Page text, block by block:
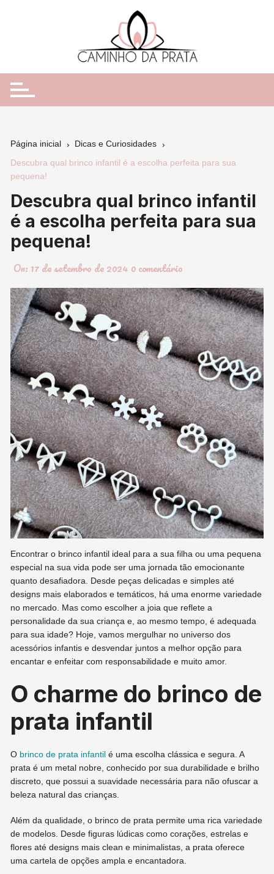
Página inicial
Dicas e Curiosidades
Descubra qual brinco infantil é a escolha perfeita para sua
pequena!
Descubra qual brinco infantil
é a escolha perfeita para sua
pequena!
On: 17 de setembro de 2024 0 comentário
Encontrar o brinco infantil ideal para a sua filha ou uma pequena
especial na sua vida pode ser uma jornada tão emocionante
quanto desafiadora. Desde peças delicadas e simples até
designs mais elaborados e temáticos, há uma enorme variedade
no mercado. Mas como escolher a joia que reflete a
personalidade da sua criança e, ao mesmo tempo, é adequada
para sua idade? Hoje, vamos mergulhar no universo dos
acessórios infantis e desvendar juntos a melhor opção para
encantar e enfeitar com responsabilidade e muito amor.
O charme do brinco de
prata infantil
O brinco de prata infantil é uma escolha clássica e segura. A
prata é um metal nobre, conhecido por sua durabilidade e brilho
discreto, que possui a suavidade necessária para não ofuscar a
beleza natural das crianças.
Além da qualidade, o brinco de prata permite uma rica variedade
de modelos. Desde figuras lúdicas como corações, estrelas e
flores até designs mais clean e minimalistas, a prata oferece
uma cartela de opções ampla e encantadora.